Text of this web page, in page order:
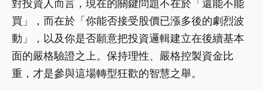
對投資人而言，現在的關鍵問題不在於「還能不能
買」，而在於「你能否接受股價已漲多後的劇烈波
動」，以及你是否願意把投資邏輯建立在後續基本
面的嚴格驗證之上。保持理性、嚴格控製資金比
重，才是參與這場轉型狂歡的智慧之舉。